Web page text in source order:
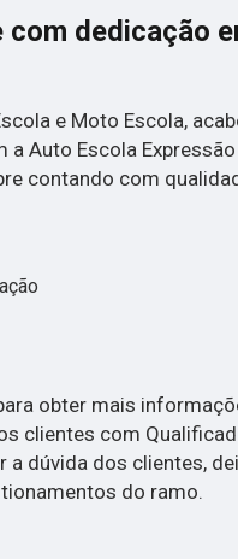
com dedicação
e Moto Escola,
a Auto Escola
contando com
obter mais
clientes com
a dúvida dos clientes,
do ramo.